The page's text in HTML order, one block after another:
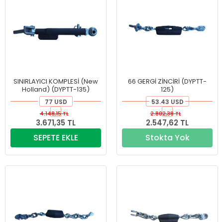
SINIRLAYICI KOMPLESİ (New
Holland) (DYPTT-135)
77 USD
3.671,35 TL
4.148,15 TL
SEPETE EKLE
66 GERGİ ZİNCİRİ (DYPTT-
125)
53.43 USD
2.547,62 TL
2.802,38 TL
Stokta Yok